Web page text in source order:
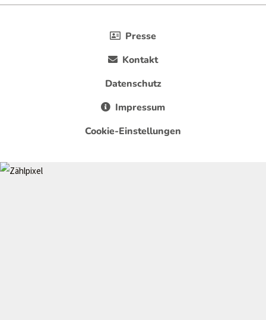
Presse
Kontakt
Datenschutz
Impressum
Cookie-Einstellungen